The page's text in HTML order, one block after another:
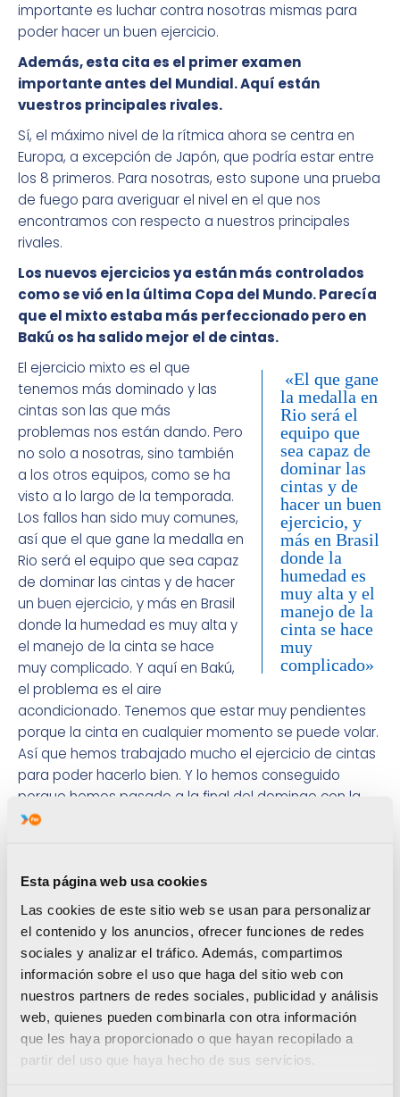
Esta página web usa cookies
Las cookies de este sitio web se usan para personalizar
el contenido y los anuncios, ofrecer funciones de redes
sociales y analizar el tráfico. Además, compartimos
información sobre el uso que haga del sitio web con
nuestros partners de redes sociales, publicidad y análisis
web, quienes pueden combinarla con otra información
que les haya proporcionado o que hayan recopilado a
partir del uso que haya hecho de sus servicios.
importante es luchar contra nosotras mismas para
poder hacer un buen ejercicio.
Además, esta cita es el primer examen
importante antes del Mundial. Aquí están
vuestros principales rivales.
Sí, el máximo nivel de la rítmica ahora se centra en
Europa, a excepción de Japón, que podría estar entre
los 8 primeros. Para nosotras, esto supone una prueba
de fuego para averiguar el nivel en el que nos
encontramos con respecto a nuestros principales
rivales.
Los nuevos ejercicios ya están más controlados
como se vió en la última Copa del Mundo. Parecía
que el mixto estaba más perfeccionado pero en
Bakú os ha salido mejor el de cintas.
«El que gane
la medalla en
Rio será el
equipo que
sea capaz de
dominar las
cintas y de
hacer un buen
ejercicio, y
más en Brasil
donde la
humedad es
muy alta y el
manejo de la
cinta se hace
muy
complicado»
El ejercicio mixto es el que
tenemos más dominado y las
cintas son las que más
problemas nos están dando. Pero
no solo a nosotras, sino también
a los otros equipos, como se ha
visto a lo largo de la temporada.
Los fallos han sido muy comunes,
así que el que gane la medalla en
Rio será el equipo que sea capaz
de dominar las cintas y de hacer
un buen ejercicio, y más en Brasil
donde la humedad es muy alta y
el manejo de la cinta se hace
muy complicado. Y aquí en Bakú,
el problema es el aire
acondicionado. Tenemos que estar muy pendientes
porque la cinta en cualquier momento se puede volar.
Así que hemos trabajado mucho el ejercicio de cintas
para poder hacerlo bien. Y lo hemos conseguido
porque hemos pasado a la final del domingo con la
segunda mejor nota detrás de Rusia.
Hace unos días, señalabas que en 2013 decidisteis
seguir un ciclo olímpico más con el objetivo de
dar un salto y colocar a la rítmica española
donde se merece. Y parece que lo habéis
conseguido porque en todas las competiciones
donde participáis sacáis medalla y el mundo de
la gimnasia ya os compara como la nuevas ‘niñas
de oro’.
Es un orgullo que se nos compare, pero también una